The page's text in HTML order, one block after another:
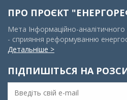
ПРО ПРОЄКТ
Мета Інформаційно-
- сприяння реформуванню
Детальніше >
ПІДПИШІТЬСЯ НА